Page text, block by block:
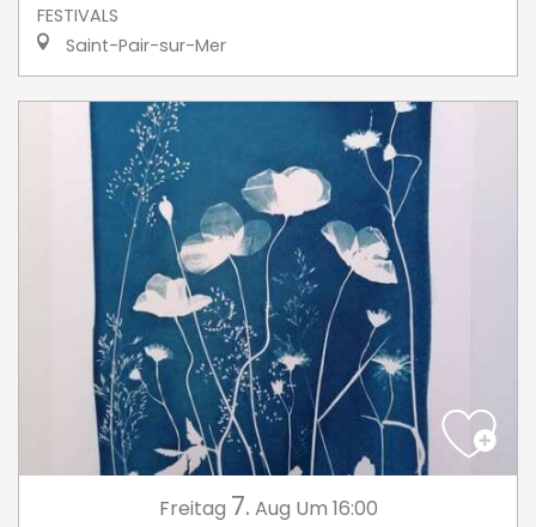
FESTIVALS
Saint-Pair-sur-Mer
Freitag 7. Aug Um 16:00